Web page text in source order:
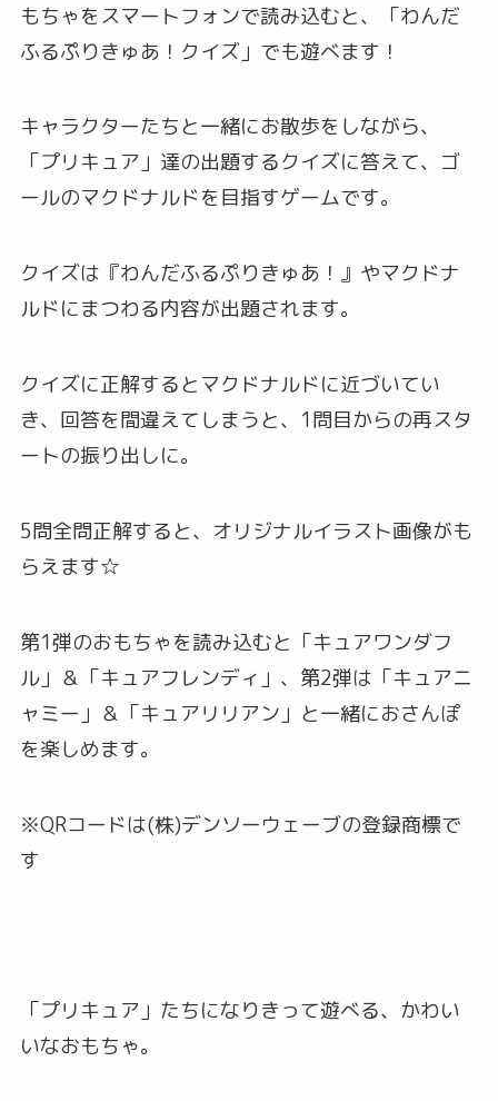
もちゃをスマートフォンで読み込むと、「わんだ
ふるぷりきゅあ！クイズ」でも遊べます！
キャラクターたちと一緒にお散歩をしながら、
「プリキュア」達の出題するクイズに答えて、ゴ
ールのマクドナルドを目指すゲームです。
クイズは『わんだふるぷりきゅあ！』やマクドナ
ルドにまつわる内容が出題されます。
クイズに正解するとマクドナルドに近づいてい
き、回答を間違えてしまうと、1問目からの再スタ
ートの振り出しに。
5問全問正解すると、オリジナルイラスト画像がも
らえます☆
第1弾のおもちゃを読み込むと「キュアワンダフ
ル」＆「キュアフレンディ」、第2弾は「キュアニ
ャミー」＆「キュアリリアン」と一緒におさんぽ
を楽しめます。
※QRコードは(株)デンソーウェーブの登録商標で
す
「プリキュア」たちになりきって遊べる、かわい
いなおもちゃ。